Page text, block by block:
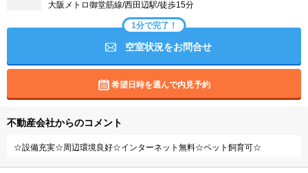
大阪メトロ御堂筋線/西田辺駅/徒歩15分
1分で完了！
空室状況をお問合せ
希望日時を選んで内見予約
不動産会社からのコメント
☆設備充実☆周辺環境良好☆インターネット無料☆ペット飼育可☆